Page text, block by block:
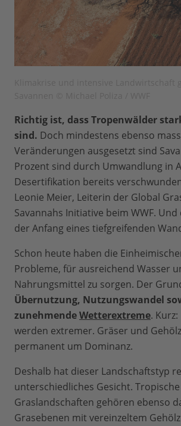
Richtig ist, dass Tropenwälder
sind. Doch mindestens ebenso
Veränderungen ausgesetzt sind
Prozent sind durch Umwandlung in
Desertifikation bereits
Leonie Meier, Leiterin der Global
Savannahs Initiative beim WWF.
der Anfang eines tiefgreifenden
Schon heute haben die
Probleme, für ausreichend Wasser
Nahrungsmittel zu sorgen. Der
Übernutzung, Nutzungswandel
zunehmendeWetterextreme.
werden extremer. Gräser und
permanent um Dominanz.
Deshalb hat dieser Landschaftstyp
unterschiedliches Gesicht. Tropische
Graslandschaften gehören ebenso
Grasebenen mit vereinzeltem